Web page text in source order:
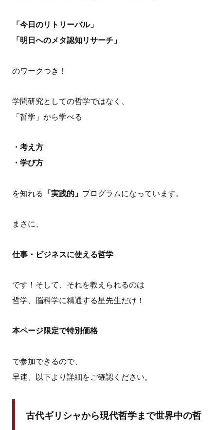
「今⽇のリトリーバル」
「明⽇へのメタ認知リサーチ」
のワークつき！
学問研究としての哲学ではなく、
「哲学」から学べる
・考え方
・学び方
を知れる 「実践的」 プログラムになっています。
まさに、
仕事・ビジネスに使える哲学
です！そして、それを教えられるのは
哲学、脳科学に精通する星先生だけ！
本ページ限定で特別価格
で参加できるので、
早速、以下より詳細をご確認ください。
古代ギリシャから現代哲学まで世界中の哲